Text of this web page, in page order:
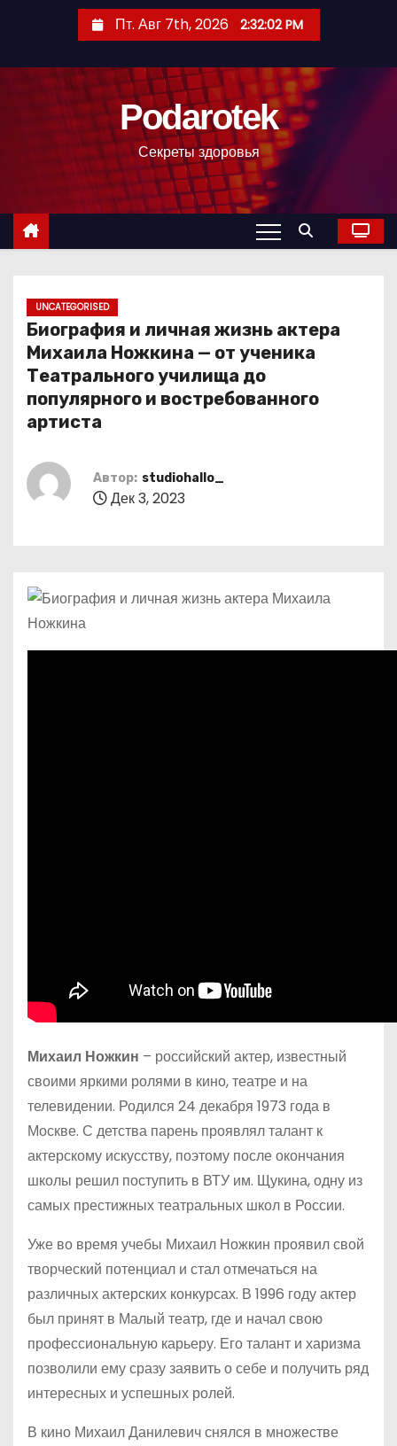
с
Пт. Авг 7th, 2026 2:32:03 PM
Podarotek
Секреты здоровья
UNCATEGORISED
Биография и личная жизнь актера
Михаила Ножкина — от ученика
Театрального училища до
популярного и востребованного
артиста
Автор: studiohallo_
Дек 3, 2023
Михаил Ножкин – российский актер, известный
своими яркими ролями в кино, театре и на
телевидении. Родился 24 декабря 1973 года в
Москве. С детства парень проявлял талант к
актерскому искусству, поэтому после окончания
школы решил поступить в ВТУ им. Щукина, одну из
самых престижных театральных школ в России.
Уже во время учебы Михаил Ножкин проявил свой
творческий потенциал и стал отмечаться на
различных актерских конкурсах. В 1996 году актер
был принят в Малый театр, где и начал свою
профессиональную карьеру. Его талант и харизма
позволили ему сразу заявить о себе и получить ряд
интересных и успешных ролей.
В кино Михаил Данилевич снялся в множестве